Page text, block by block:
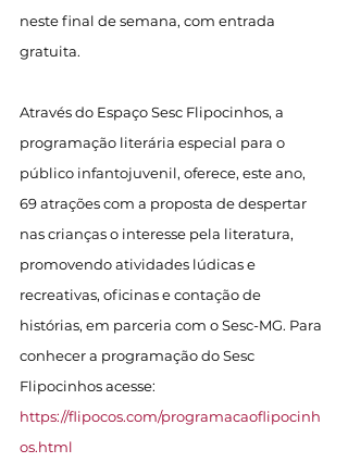
neste final de semana, com entrada
gratuita.
Através do Espaço Sesc Flipocinhos, a
programação literária especial para o
público infantojuvenil, oferece, este ano,
69 atrações com a proposta de despertar
nas crianças o interesse pela literatura,
promovendo atividades lúdicas e
recreativas, oficinas e contação de
histórias, em parceria com o Sesc-MG. Para
conhecer a programação do Sesc
Flipocinhos acesse:
https://flipocos.com/programacaoflipocinh
os.html